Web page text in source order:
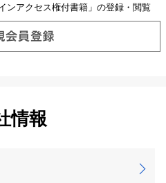
ンアクセス権付書籍」の登録・閲覧
情報